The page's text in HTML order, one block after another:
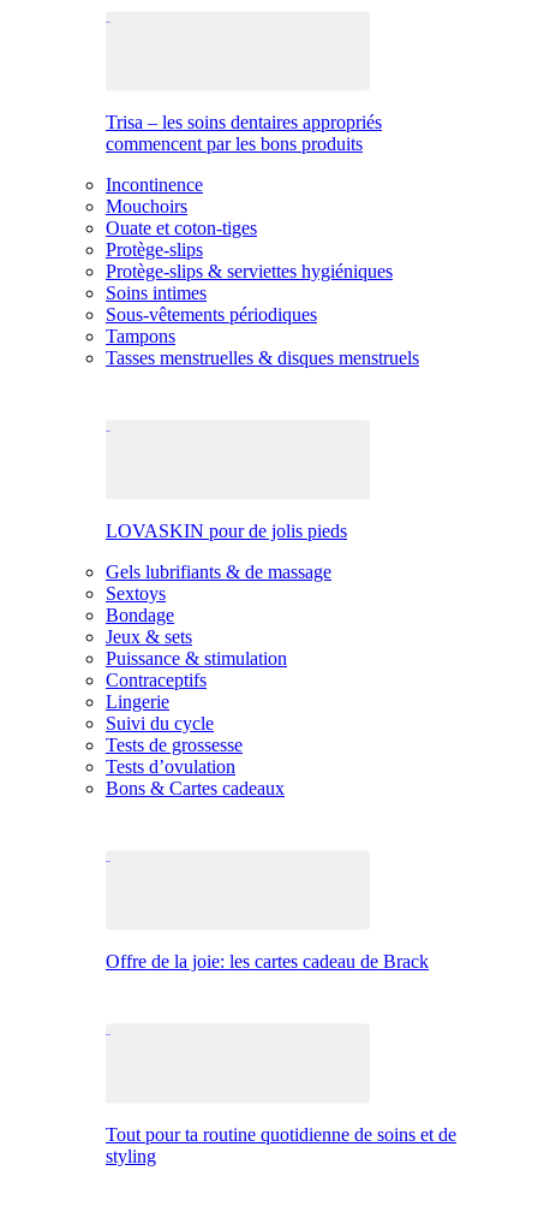
Trisa – les soins dentaires appropriés
commencent par les bons produits
Incontinence
Mouchoirs
Ouate et coton-tiges
Protège-slips
Protège-slips & serviettes hygiéniques
Soins intimes
Sous-vêtements périodiques
Tampons
Tasses menstruelles & disques menstruels
LOVASKIN pour de jolis pieds
Gels lubrifiants & de massage
Sextoys
Bondage
Jeux & sets
Puissance & stimulation
Contraceptifs
Lingerie
Suivi du cycle
Tests de grossesse
Tests d’ovulation
Bons & Cartes cadeaux
Offre de la joie: les cartes cadeau de Brack
Tout pour ta routine quotidienne de soins et de
styling